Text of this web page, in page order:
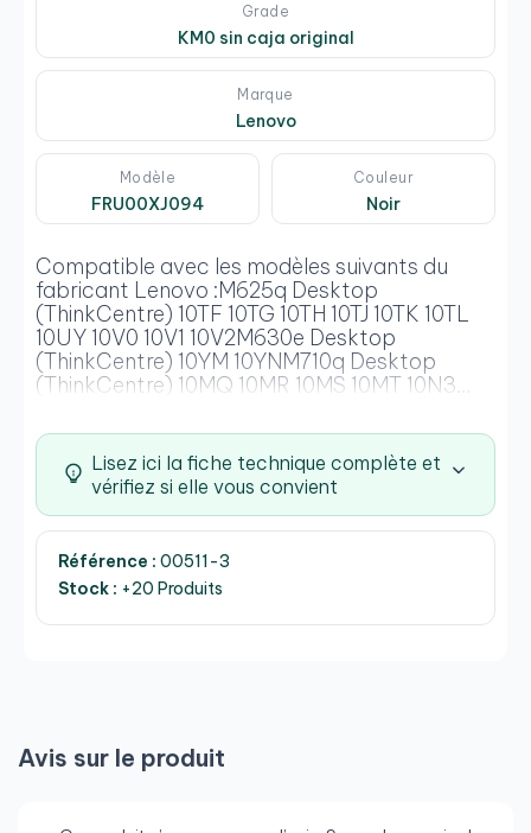
Grade
KM0 sin caja original
Marque
Lenovo
Modèle
FRU00XJ094
Couleur
Noir
Compatible avec les modèles suivants du
fabricant Lenovo :M625q Desktop
(ThinkCentre) 10TF 10TG 10TH 10TJ 10TK 10TL
10UY 10V0 10V1 10V2M630e Desktop
(ThinkCentre) 10YM 10YNM710q Desktop
(ThinkCentre) 10MQ 10MR 10MS 10MT 10N3
10T8 10T9 10TA 10TC 10U9M75q-1 Desktop
(ThinkCentre) 11A4 11A5 11A7M910q Desktop
(ThinkCentre) 10MU 10MV 10MW 10MX
10QNM910x Desktop (ThinkCentre) 10MY
10N0 10N1 10N2 10R4M920q Desktop
(ThinkCentre) 10RR 10RS 10RT 10RU 10SY 10T1
10V8M920x Desktop (ThinkCentre) 10S0 10S1
10S2 10S3 10S4P320 Tiny Workstation
(ThinkStation) 30C1 30C2 30C3P330 Tiny
Lisez ici la fiche technique complète et
vérifiez si elle vous convient
Référence : 00511-3
Stock : +20 Produits
Avis sur le produit